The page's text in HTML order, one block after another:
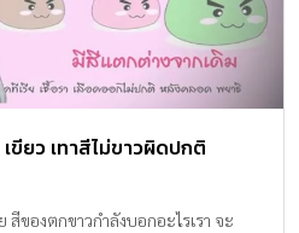
ขียว เทาสีไม่ขาวผิดปกติ
สีของตกขาวกำลังบอกอะไรเรา จะ